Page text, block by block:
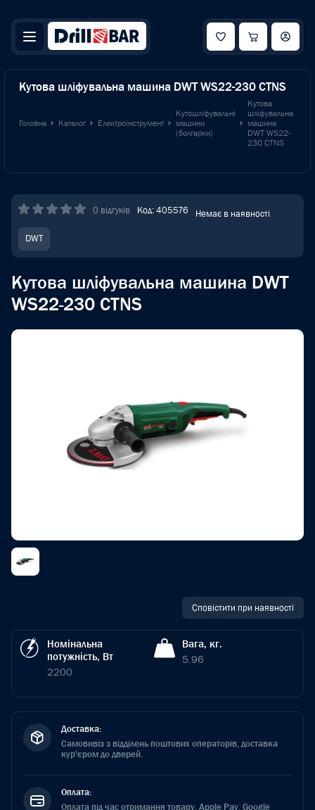
Кутова шліфувальна машина DWT WS22-230 CTNS
Головна Каталог Електроінструмент
Кутошліфувальні
машини
(болгарки)
Кутова
шліфувальна
машина
DWT WS22-
230 CTNS
0 відгуків Код: 405576 Немає в наявності
DWT
Кутова шліфувальна машина DWT
WS22-230 CTNS
Сповістити при наявності
Номінальна
потужність, Вт
2200
Вага, кг.
5.96
Доставка:
Самовивіз з відділень поштових операторів, доставка
кур'єром до дверей.
Оплата:
Оплата під час отримання товару, Apple Pay, Google